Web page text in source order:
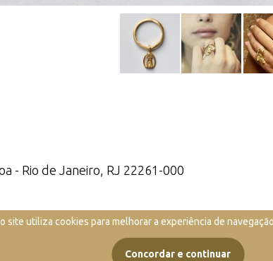
- Rio de Janeiro, RJ 22261-000
site utiliza cookies para melhorar a experiência de
Concordar e continuar